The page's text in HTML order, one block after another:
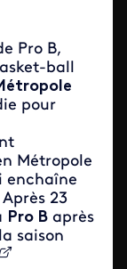
Pro B,
ball
pour
Métropole
enchaîne
23
Pro B après
saison